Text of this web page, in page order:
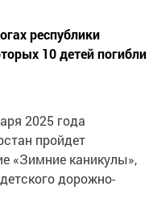
республики
10 детей погибли
2025 года
пройдет
«Зимние каникулы»,
дорожно-